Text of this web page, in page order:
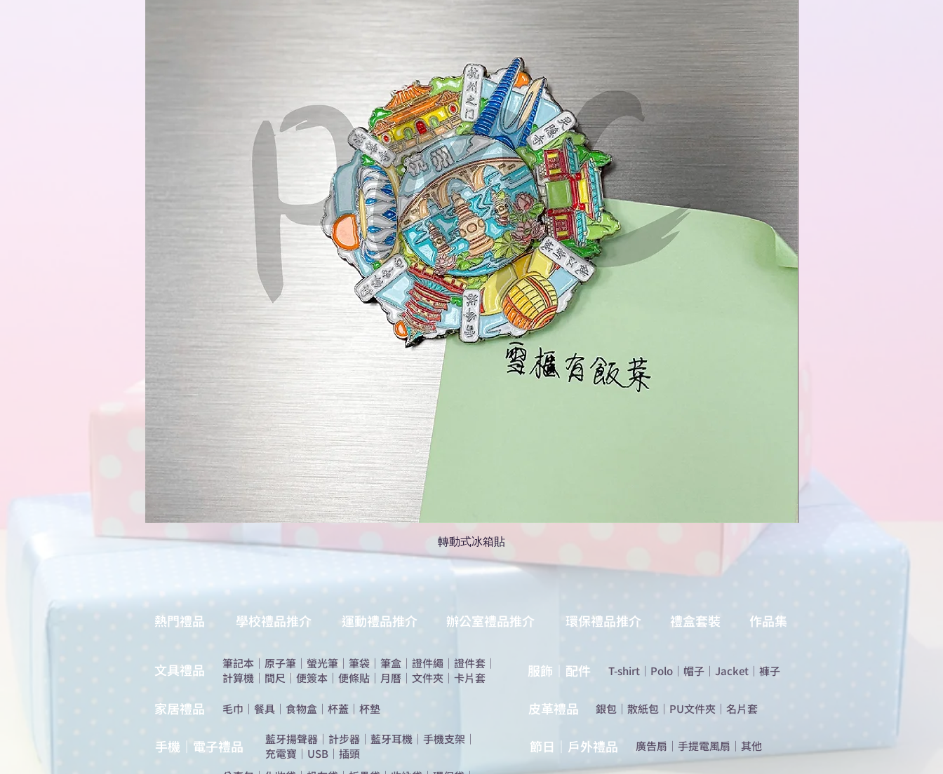
轉動式冰箱貼
熱門禮品 學校禮品推介 運動禮品推介 辦公室禮品推介 環保禮品推介 禮盒套裝 作品集
​文具禮品 筆記本 ｜ 原子筆 ｜ 螢光筆 ｜ 筆袋 ｜ 筆盒 ｜ 證件繩 ｜ 證件套 ｜
計算機 ｜ 間尺 ｜ 便簽本 ｜ 便條貼 ｜ 月曆 ｜ 文件夾 ｜ 卡片套
​家居禮品 ​毛巾 ｜ 餐具 ｜ 食物盒 ｜ 杯蓋 ｜ 杯墊
手機｜電子禮品 ​藍牙揚聲器 ｜ 計步器 ｜ 藍牙耳機 ｜ 手機支架 ｜
充電寶 ｜ USB ｜ 插頭
服飾｜配件 T-shirt ｜ Polo ｜ 帽子 ｜ Jacket ｜ 褲子
​皮革禮品 ​銀包 ｜ 散紙包 ｜ PU文件夾 ｜ 名片套
節日｜戶外禮品 ​廣告扇 ｜ 手提電風扇 ｜ 其他